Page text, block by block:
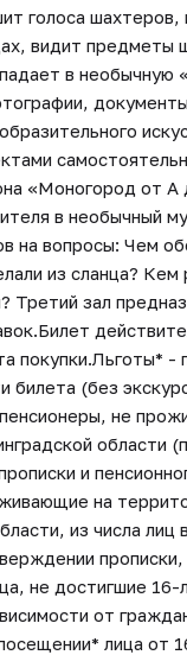
голоса шахтеров,
видит предметы
в необычную
«Моногород от А
в необычный
на вопросы: Чем
из сланца? Кем
Третий зал
покупки.Льготы* -
билета (без
не
области
и
на
из числа лиц
прописки,
не достигшие 16-
от
лица от